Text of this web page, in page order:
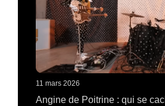
11 mars 2026
Angine de Poitrine : qui se